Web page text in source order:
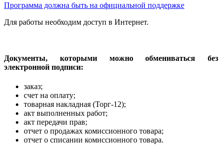
Программа должна быть на официальной поддержке
Для работы необходим доступ в Интернет.
Документы, которыми можно обмениваться без
электронной подписи:
заказ;
счет на оплату;
товарная накладная (Торг-12);
акт выполненных работ;
акт передачи прав;
отчет о продажах комиссионного товара;
отчет о списании комиссионного товара.